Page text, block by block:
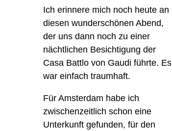
Ich erinnere mich noch heute an
diesen wunderschönen Abend,
der uns dann noch zu einer
nächtlichen Besichtigung der
Casa Battlo von Gaudi führte. Es
war einfach traumhaft.
Für Amsterdam habe ich
zwischenzeitlich schon eine
Unterkunft gefunden, für den